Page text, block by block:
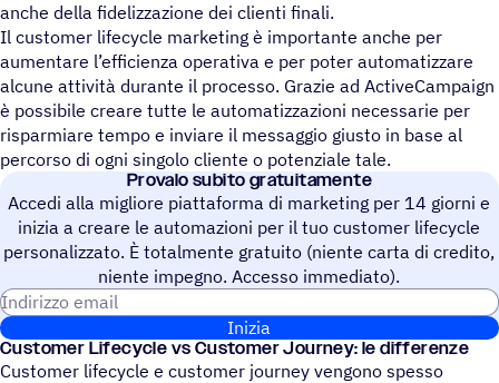
anche della fidelizzazione dei clienti finali.
Il customer lifecycle marketing è importante anche per
aumentare l’efficienza operativa e per poter automatizzare
alcune attività durante il processo. Grazie ad ActiveCampaign
è possibile creare tutte le automatizzazioni necessarie per
risparmiare tempo e inviare il messaggio giusto in base al
percorso di ogni singolo cliente o potenziale tale.
Provalo subito gratuitamente
Accedi alla migliore piattaforma di marketing per 14 giorni e
inizia a creare le automazioni per il tuo customer lifecycle
personalizzato. È totalmente gratuito (niente carta di credito,
niente impegno. Accesso immediato).
Inizia
Custo­mer Life­cy­cle vs Custo­mer Journey: le differenze
Customer lifecycle e customer journey vengono spesso